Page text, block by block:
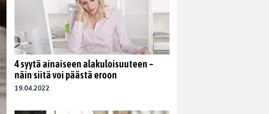
4 syytä ainaiseen alakuloisuuteen –
näin siitä voi päästä eroon
19.04.2022